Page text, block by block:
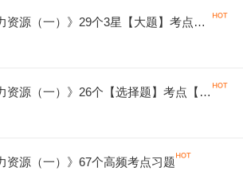
资源（一）》29个3星【大题】考点
资源（一）》26个【选择题】考点【拿
资源（一）》67个高频考点习题